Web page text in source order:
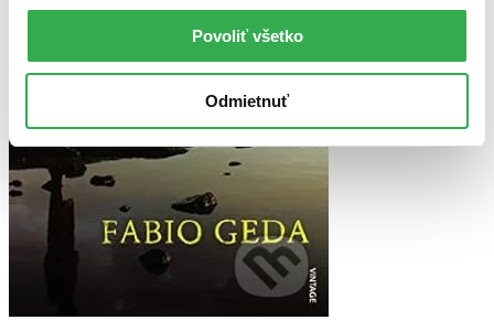
Povoliť všetko
Odmietnuť